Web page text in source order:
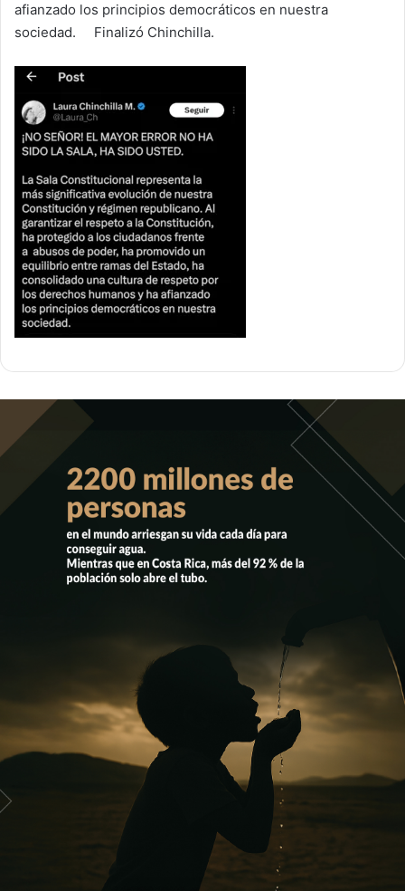
afianzado los principios democráticos en nuestra
sociedad. Finalizó Chinchilla.